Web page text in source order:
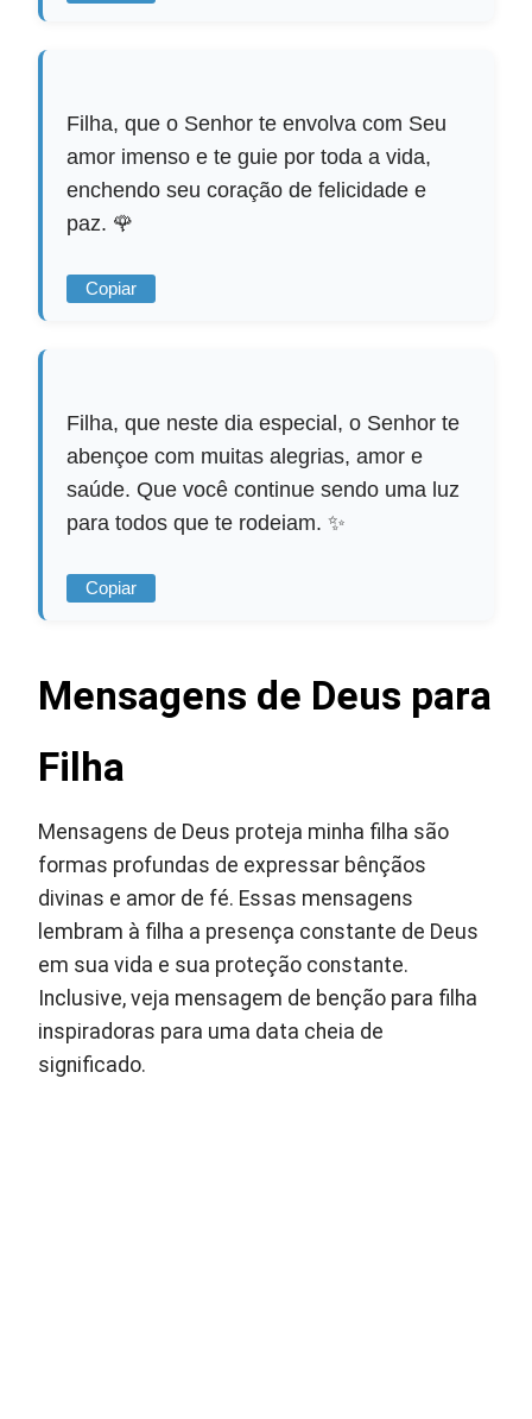
Filha, que o Senhor te envolva com Seu
amor imenso e te guie por toda a vida,
enchendo seu coração de felicidade e
paz. 🌹
Copiar
Filha, que neste dia especial, o Senhor te
abençoe com muitas alegrias, amor e
saúde. Que você continue sendo uma luz
para todos que te rodeiam. ✨
Copiar
Mensagens de Deus para
Filha
Mensagens de Deus proteja minha filha são
formas profundas de expressar bênçãos
divinas e amor de fé. Essas mensagens
lembram à filha a presença constante de Deus
em sua vida e sua proteção constante.
Inclusive, veja mensagem de benção para filha
inspiradoras para uma data cheia de
significado.